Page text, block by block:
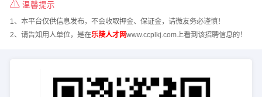
温馨提示
1、本平台仅供信息发布，不会收取押金、保证金，请微友务必谨慎！
2、请告知用人单位，是在乐陵人才网www.ccplkj.com上看到该招聘信息的！